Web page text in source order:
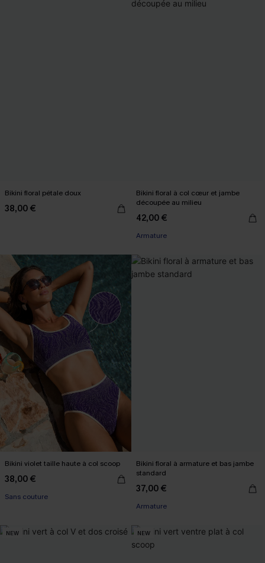
Bikini floral pétale doux
38,00 €
Bikini floral à col cœur et jambe
découpée au milieu
42,00 €
Armature
Bikini violet taille haute à col scoop
38,00 €
Sans couture
Bikini floral à armature et bas jambe
standard
37,00 €
Armature
NEW NEW